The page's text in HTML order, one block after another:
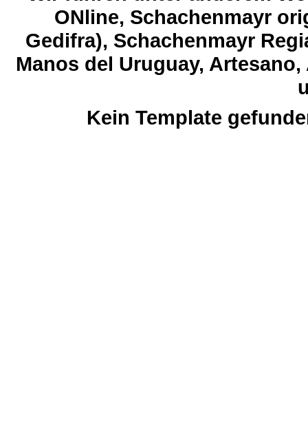
ONline, Schachenmayr
Gedifra), Schachenmayr
Manos del Uruguay,
Kein Template